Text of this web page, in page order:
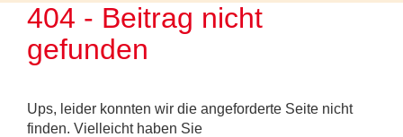
404 - Beitrag nicht
gefunden
Ups, leider konnten wir die angeforderte Seite nicht
finden. Vielleicht haben Sie